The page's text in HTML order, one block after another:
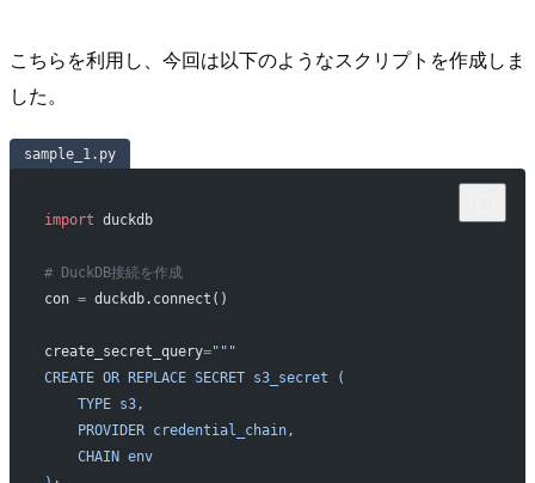
こちらを利用し、今回は以下のようなスクリプトを作成しま
した。
sample_1.py
import duckdb
# DuckDB接続を作成
con = duckdb.connect()
create_secret_query="""
CREATE OR REPLACE SECRET s3_secret (
    TYPE s3,
    PROVIDER credential_chain,
    CHAIN env